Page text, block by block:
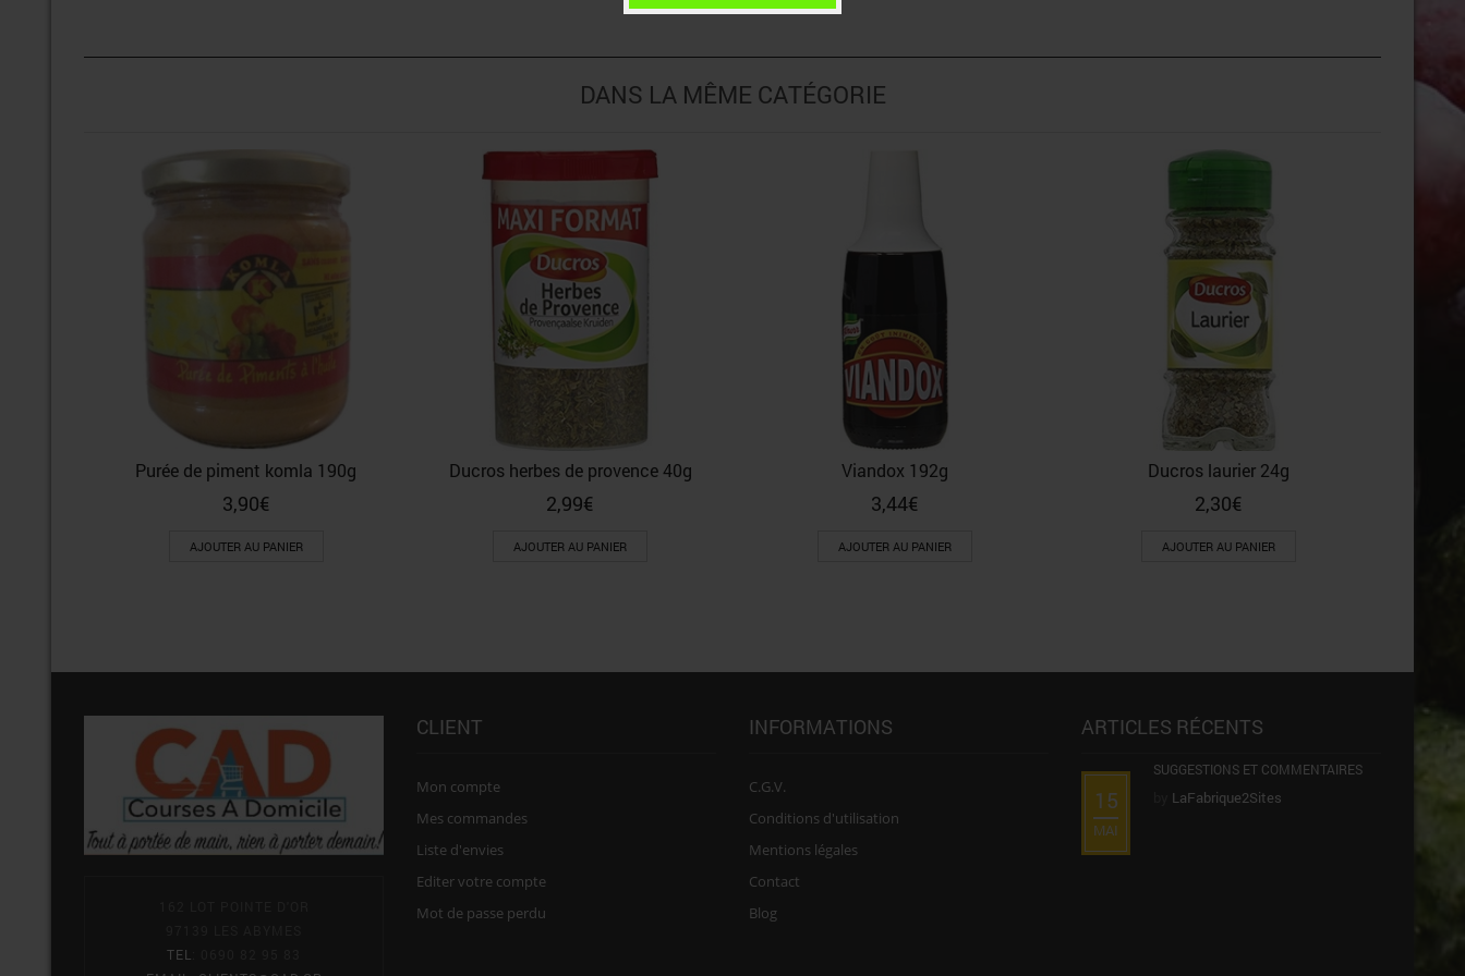
DANS LA MÊME CATÉGORIE
Purée de piment komla 190g
3,90€
AJOUTER AU PANIER
Ducros herbes de provence 40g
2,99€
AJOUTER AU PANIER
Viandox 192g
3,44€
AJOUTER AU PANIER
Ducros laurier 24g
2,30€
AJOUTER AU PANIER
TEL
CLIENT
Mon compte
Mes commandes
Liste d'envies
Editer votre compte
Mot de passe perdu
INFORMATIONS
C.G.V.
Conditions d'utilisation
Mentions légales
Contact
Blog
ARTICLES RÉCENTS
15
MAI
SUGGESTIONS ET COMMENTAIRES
LaFabrique2Sites